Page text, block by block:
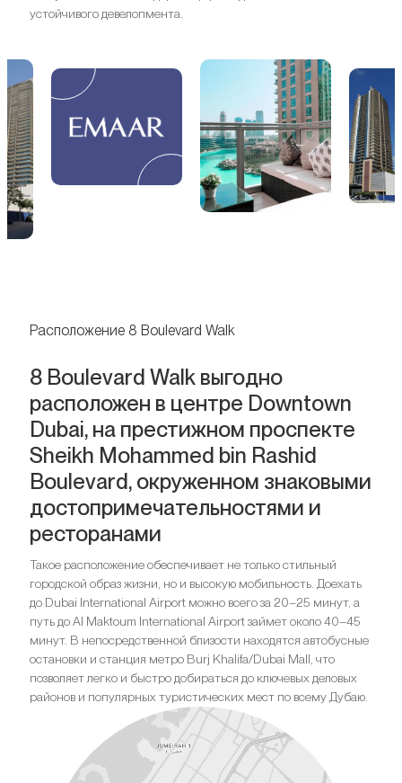
устойчивого девелопмента.
Расположение 8 Boulevard Walk
8 Boulevard Walk выгодно
расположен в центре Downtown
Dubai, на престижном проспекте
Sheikh Mohammed bin Rashid
Boulevard, окруженном знаковыми
достопримечательностями и
ресторанами
Такое расположение обеспечивает не только стильный
городской образ жизни, но и высокую мобильность. Доехать
до Dubai International Airport можно всего за 20–25 минут, а
путь до Al Maktoum International Airport займет около 40–45
минут. В непосредственной близости находятся автобусные
остановки и станция метро Burj Khalifa/Dubai Mall, что
позволяет легко и быстро добираться до ключевых деловых
районов и популярных туристических мест по всему Дубаю.